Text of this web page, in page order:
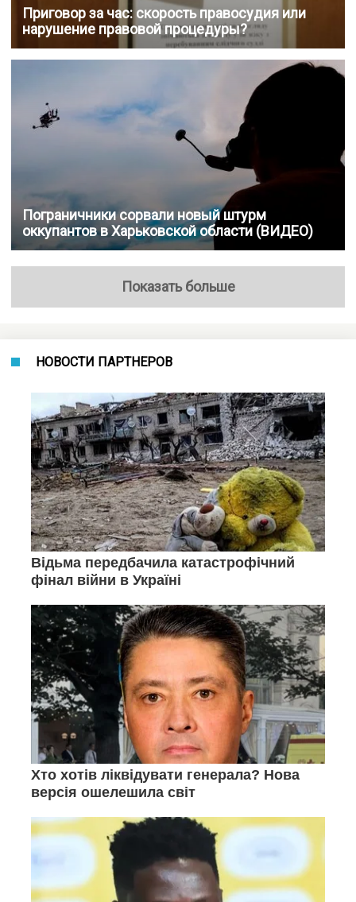
Приговор за час: скорость правосудия или
нарушение правовой процедуры?
Пограничники сорвали новый штурм
оккупантов в Харьковской области (ВИДЕО)
Показать больше
НОВОСТИ ПАРТНЕРОВ